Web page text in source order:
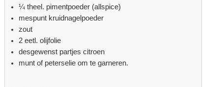
¼ theel. pimentpoeder (allspice)
mespunt kruidnagelpoeder
zout
2 eetl. olijfolie
desgewenst partjes citroen
munt of peterselie om te garneren.